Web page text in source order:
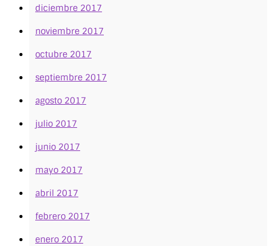
diciembre 2017
noviembre 2017
octubre 2017
septiembre 2017
agosto 2017
julio 2017
junio 2017
mayo 2017
abril 2017
febrero 2017
enero 2017